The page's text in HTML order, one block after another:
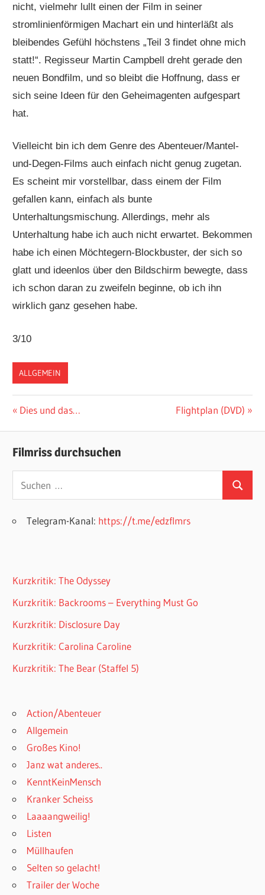
nicht, vielmehr lullt einen der Film in seiner
stromlinienförmigen Machart ein und hinterläßt als
bleibendes Gefühl höchstens „Teil 3 findet ohne mich
statt!“. Regisseur Martin Campbell dreht gerade den
neuen Bondfilm, und so bleibt die Hoffnung, dass er
sich seine Ideen für den Geheimagenten aufgespart
hat.
Vielleicht bin ich dem Genre des Abenteuer/Mantel-
und-Degen-Films auch einfach nicht genug zugetan.
Es scheint mir vorstellbar, dass einem der Film
gefallen kann, einfach als bunte
Unterhaltungsmischung. Allerdings, mehr als
Unterhaltung habe ich auch nicht erwartet. Bekommen
habe ich einen Möchtegern-Blockbuster, der sich so
glatt und ideenlos über den Bildschirm bewegte, dass
ich schon daran zu zweifeln beginne, ob ich ihn
wirklich ganz gesehen habe.
3/10
ALLGEMEIN
Beitragsnavigation
Vorheriger
Dies und das…
Nächster
Flightplan (DVD)
Filmriss durchsuchen
Suchen
nach:
Suchen
Telegram-Kanal: https://t.me/edzflmrs
Kurzkritik: The Odyssey
Kurzkritik: Backrooms – Everything Must Go
Kurzkritik: Disclosure Day
Kurzkritik: Carolina Caroline
Kurzkritik: The Bear (Staffel 5)
Action/Abenteuer
Allgemein
Großes Kino!
Janz wat anderes..
KenntKeinMensch
Kranker Scheiss
Laaaangweilig!
Listen
Müllhaufen
Selten so gelacht!
Trailer der Woche